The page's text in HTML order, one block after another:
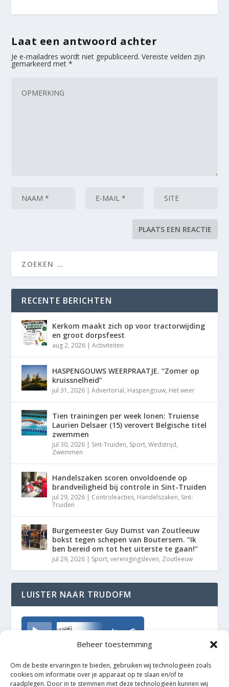
Beheer toestemming
Om de beste ervaringen te bieden, gebruiken wij technologieën zoals
cookies om informatie over je apparaat op te slaan en/of te
raadplegen. Door in te stemmen met deze technologieën kunnen wij
Laat een antwoord achter
Je e-mailadres wordt niet gepubliceerd. Vereiste velden zijn
gemarkeerd met*
RECENTE BERICHTEN
Kerkom maakt zich op voor tractorwijding
en groot dorpsfeest
aug 2, 2026 |Activiteiten
HASPENGOUWS WEERPRAATJE. “Zomer op
kruissnelheid”
jul 31, 2026 |Advertorial, Haspengouw, Het weer
Tien trainingen per week lonen: Truiense
Laurien Delsaer (15) verovert Belgische titel
zwemmen
jul 30, 2026 | Sint-Truiden, Sport,Wedstrijd,
Zwemmen
Handelszaken scoren onvoldoende op
brandveiligheid bij controle in Sint-Truiden
jul 29, 2026 | Controleacties, Handelszaken, Sint-
Truiden
Burgemeester Guy Dumst van Zoutleeuw
bokst tegen schepen van Boutersem. “Ik
ben bereid om tot het uiterste te gaan!”
jul 29, 2026 | Sport,verenigingsleven, Zoutleeuw
LUISTER NAAR TRUDOFM
TrudoFM